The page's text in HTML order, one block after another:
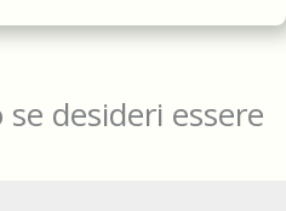
desideri essere